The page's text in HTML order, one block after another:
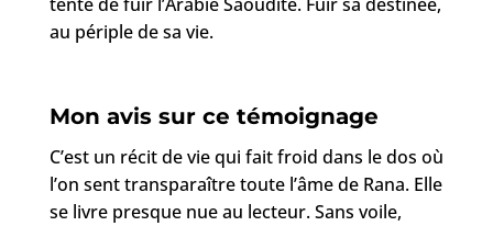
au périple de sa vie.
Mon avis sur ce témoignage
C’est un récit de vie qui fait froid dans le dos où
l’on sent transparaître toute l’âme de Rana. Elle
se livre presque nue au lecteur. Sans voile,